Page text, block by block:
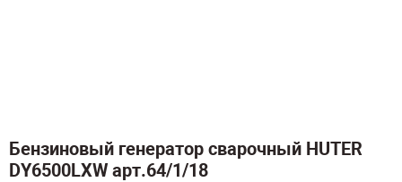
Бензиновый генератор сварочный HUTER
DY6500LXW арт.64/1/18